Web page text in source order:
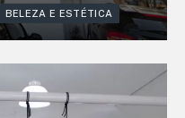
BELEZA E ESTÉTICA